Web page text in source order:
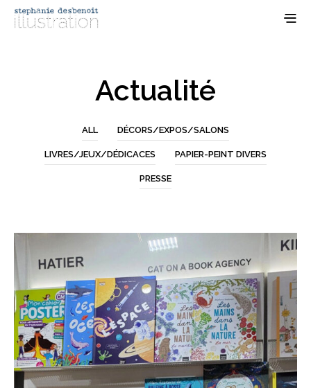
Actualité
ALL DÉCORS/EXPOS/SALONS
LIVRES/JEUX/DÉDICACES PAPIER-PEINT DIVERS
PRESSE